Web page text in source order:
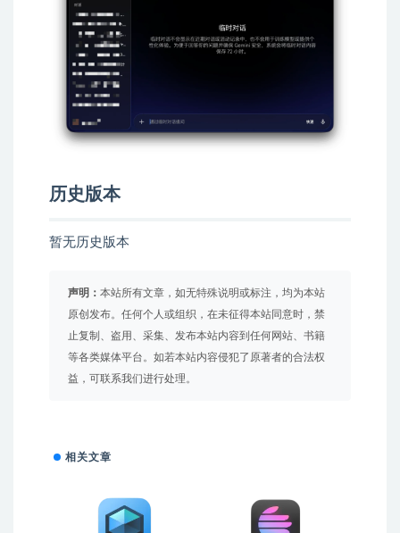
历史版本
暂无历史版本
声明： 本站所有文章，如无特殊说明或标注，均为本站
原创发布。任何个人或组织，在未征得本站同意时，禁
止复制、盗用、采集、发布本站内容到任何网站、书籍
等各类媒体平台。如若本站内容侵犯了原著者的合法权
益，可联系我们进行处理。
相关文章